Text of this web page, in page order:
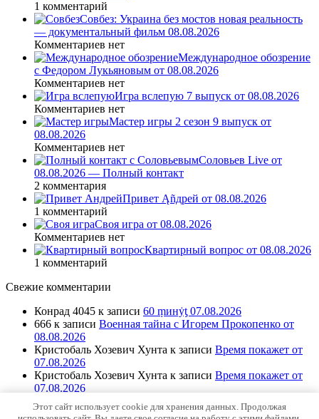
1 комментарий
Совбез: Украина без мостов новая реальность
— документальный фильм 08.08.2026
Комментариев нет
Международное обозрение
с Федором Лукьяновым от 08.08.2026
Комментариев нет
Игра вслепую 7 выпуск от 08.08.2026
Комментариев нет
Мастер игры 2 сезон 9 выпуск от
08.08.2026
Комментариев нет
Соловьев Live от
08.08.2026 — Полный контакт
2 комментария
Привет Ąñдpей от 08.08.2026
1 комментарий
Своя игра от 08.08.2026
Комментариев нет
Квартирный вопрос от 08.08.2026
1 комментарий
Свежие комментарии
Конрад 4045 к записи 60 ṃинẏƫ 07.08.2026
666 к записи Военная тайна с Игорем Прокопенко от
08.08.2026
Кристобаль Хозевич Хунта к записи Время покажет от
07.08.2026
Кристобаль Хозевич Хунта к записи Время покажет от
07.08.2026
Кристобаль Хозевич Хунта
Время покажет от
07.08.2026
Этот сайт использует cookie для хранения данных. Продолжая